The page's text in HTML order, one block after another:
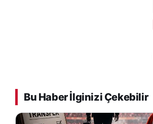
Bu Haber İlginizi Çekebilir